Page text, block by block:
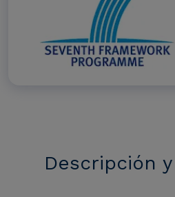
Descripción